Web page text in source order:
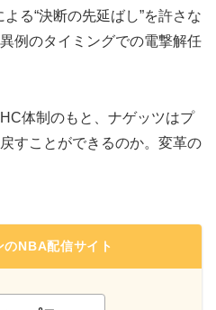
る“決断の先延ばし”を許さな
例のタイミングでの電撃解任
体制のもと、ナゲッツはプ
すことができるのか。変革の
NBA配信サイト